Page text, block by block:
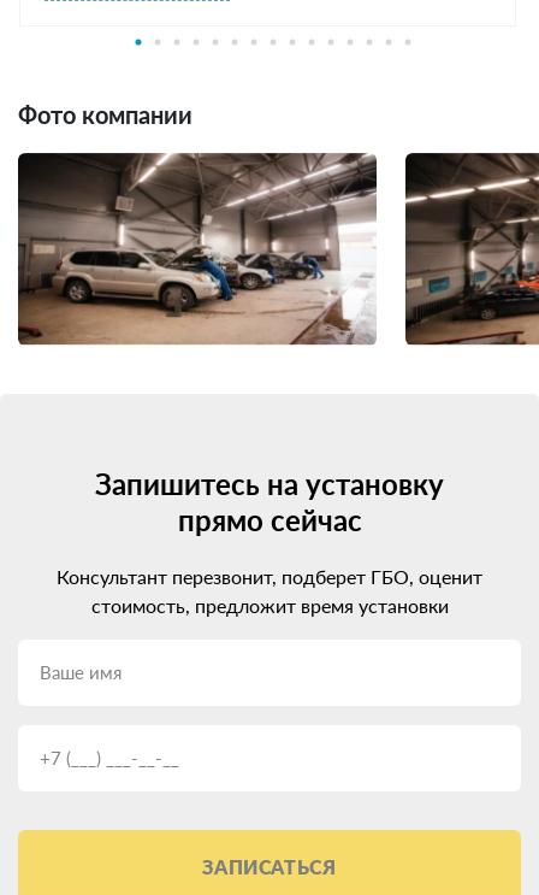
Фото компании
Запишитесь на установку
прямо сейчас
Консультант перезвонит, подберет ГБО, оценит
стоимость, предложит время установки
ЗАПИСАТЬСЯ